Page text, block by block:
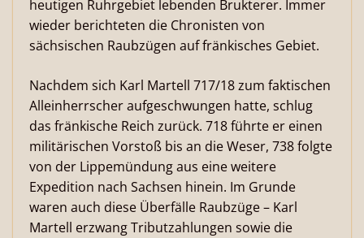
heutigen Ruhrgebiet lebenden Brukterer. Immer
wieder berichteten die Chronisten von
sächsischen Raubzügen auf fränkisches Gebiet.
Nachdem sich Karl Martell 717/18 zum faktischen
Alleinherrscher aufgeschwungen hatte, schlug
das fränkische Reich zurück. 718 führte er einen
militärischen Vorstoß bis an die Weser, 738 folgte
von der Lippemündung aus eine weitere
Expedition nach Sachsen hinein. Im Grunde
waren auch diese Überfälle Raubzüge – Karl
Martell erzwang Tributzahlungen sowie die